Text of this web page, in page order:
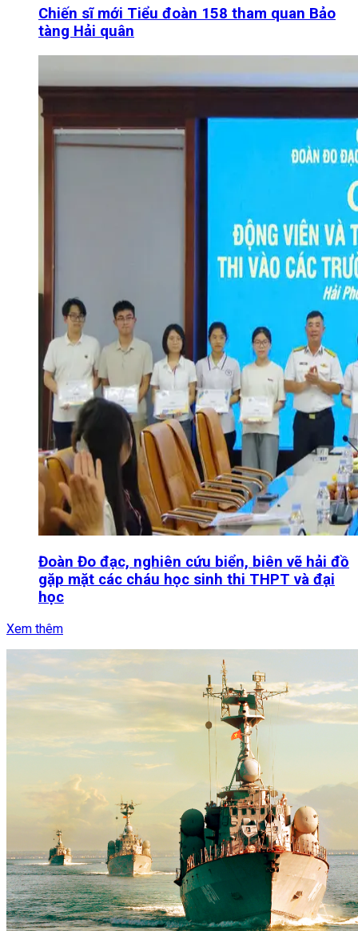
Chiến sĩ mới Tiểu đoàn 158 tham quan Bảo
tàng Hải quân
Đoàn Đo đạc, nghiên cứu biển, biên vẽ hải đồ
gặp mặt các cháu học sinh thi THPT và đại
học
Xem thêm